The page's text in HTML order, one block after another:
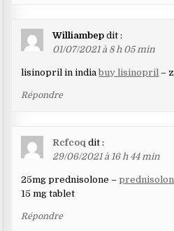
Williambep dit :
01/07/2021 à 8 h 05 min
lisinopril in indiabuy lisinopril –
Répondre
Rcfcoq dit :
29/06/2021 à 16 h 44 min
25mg prednisolone –
15 mg tablet
Répondre